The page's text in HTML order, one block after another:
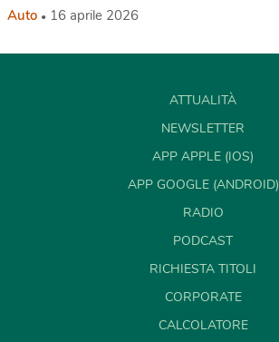
Auto 16 aprile 2026
ATTUALITÀ
NEWSLETTER
APP APPLE (IOS)
APP GOOGLE (ANDROID)
RADIO
PODCAST
RICHIESTA TITOLI
CORPORATE
CALCOLATORE